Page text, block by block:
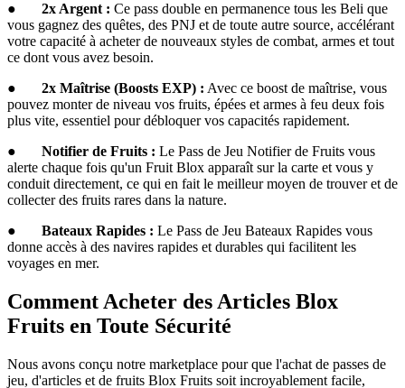
● 2x Argent : Ce pass double en permanence tous les Beli que
vous gagnez des quêtes, des PNJ et de toute autre source, accélérant
votre capacité à acheter de nouveaux styles de combat, armes et tout
ce dont vous avez besoin.
● 2x Maîtrise (Boosts EXP) : Avec ce boost de maîtrise, vous
pouvez monter de niveau vos fruits, épées et armes à feu deux fois
plus vite, essentiel pour débloquer vos capacités rapidement.
● Notifier de Fruits : Le Pass de Jeu Notifier de Fruits vous
alerte chaque fois qu'un Fruit Blox apparaît sur la carte et vous y
conduit directement, ce qui en fait le meilleur moyen de trouver et de
collecter des fruits rares dans la nature.
● Bateaux Rapides : Le Pass de Jeu Bateaux Rapides vous
donne accès à des navires rapides et durables qui facilitent les
voyages en mer.
Comment Acheter des Articles Blox
Fruits en Toute Sécurité
Nous avons conçu notre marketplace pour que l'achat de passes de
jeu, d'articles et de fruits Blox Fruits soit incroyablement facile,